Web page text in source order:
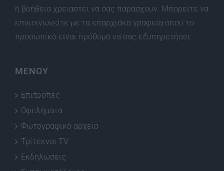
ή βοήθεια χρειαστεί να σας παράσχουν. Μπορείτε να
επικοινωνείτε με τα επαρχιακά γραφεία όπου το
προσωπικό είναι πρόθυμο να σας εξυπηρετήσει.
ΜΕΝΟΥ
Επιτροπές
Ωφελήματα
Φωτογραφικό αρχείο
Τρίτεκνοι TV
Εκδηλώσεις